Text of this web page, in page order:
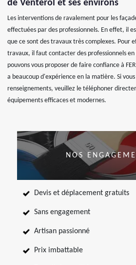
de Venterol et ses environs
Les interventions de ravalement pour les
effectuées par des professionnels. En effet, il
que ce sont des travaux très complexes. Pour
travaux, il faut contacter des professionnels
pouvons vous proposer de faire confiance à
a beaucoup d'expérience en la matière. Si
renseignements, veuillez le téléphoner
équipements efficaces et modernes.
NOS
Devis et déplacement gratuits
Sans engagement
Artisan passionné
Prix imbattable